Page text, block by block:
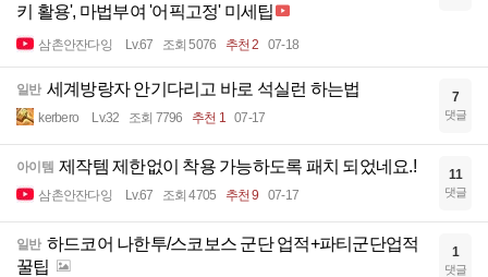
키 활용', 마법부여 '어픽고정' 미세팁
삼촌안잔다잉 Lv.67 조회 5076 추천 2 07-18
일반 세계방랑자 안기다리고 바로 석실런 하는법
kerbero Lv.32 조회 7796 추천 1 07-17
7
댓글
아이템 제작템 제한없이 착용 가능하도록 패치 되었네요.!
삼촌안잔다잉 Lv.67 조회 4705 추천 9 07-17
11
댓글
일반 하드코어 나한투/스코보스 군단 업적+파티군단업적
꿀팁
1
댓글